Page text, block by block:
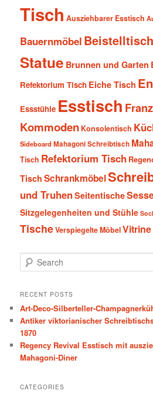
Tisch Ausziehbarer Esstisch
Bauernmöbel Beistelltisch
Statue Brunnen und Garten
Refektorium Tisch Eiche Tisch
Essstühle Esstisch
Kommoden Konsolentisch
SideboardMahagoni Schreibtisch
Tisch Refektorium Tisch
Tisch Schrankmöbel
und TruhenSeitentische
Sitzgelegenheiten und Stühle
TischeVerspiegelte MöbelVitrine
e
r
h
RECENT POSTS
Art-Deco-Silberteller-
Antiker viktorianischer
1870
Regency Revival Esstisch mit
Mahagoni-Diner
CATEGORIES